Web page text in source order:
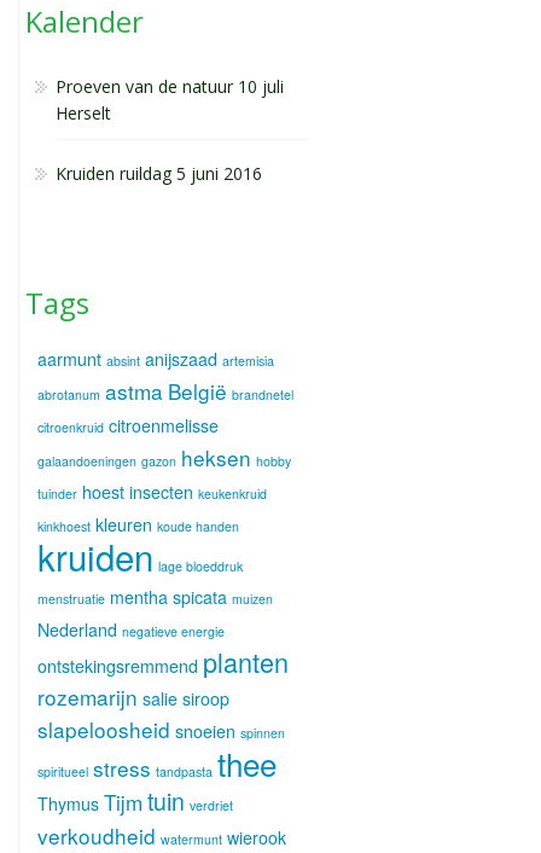
Kalender
Proeven van de natuur 10 juli
Herselt
Kruiden ruildag 5 juni 2016
Tags
aarmunt absint anijszaad artemisia
abrotanum astma België brandnetel
citroenkruid citroenmelisse
galaandoeningen gazon heksen hobby
tuinder hoest insecten keukenkruid
kinkhoest kleuren koude handen
kruiden lage bloeddruk
menstruatie mentha spicata muizen
Nederland negatieve energie
ontstekingsremmend planten
rozemarijn salie siroop
slapeloosheid snoeien spinnen
spiritueel stress tandpasta thee
Thymus Tijm tuin verdriet
verkoudheid watermunt wierook